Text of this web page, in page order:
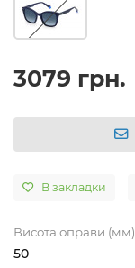
3079 грн.
В закладки
Висота оправи (мм)
50